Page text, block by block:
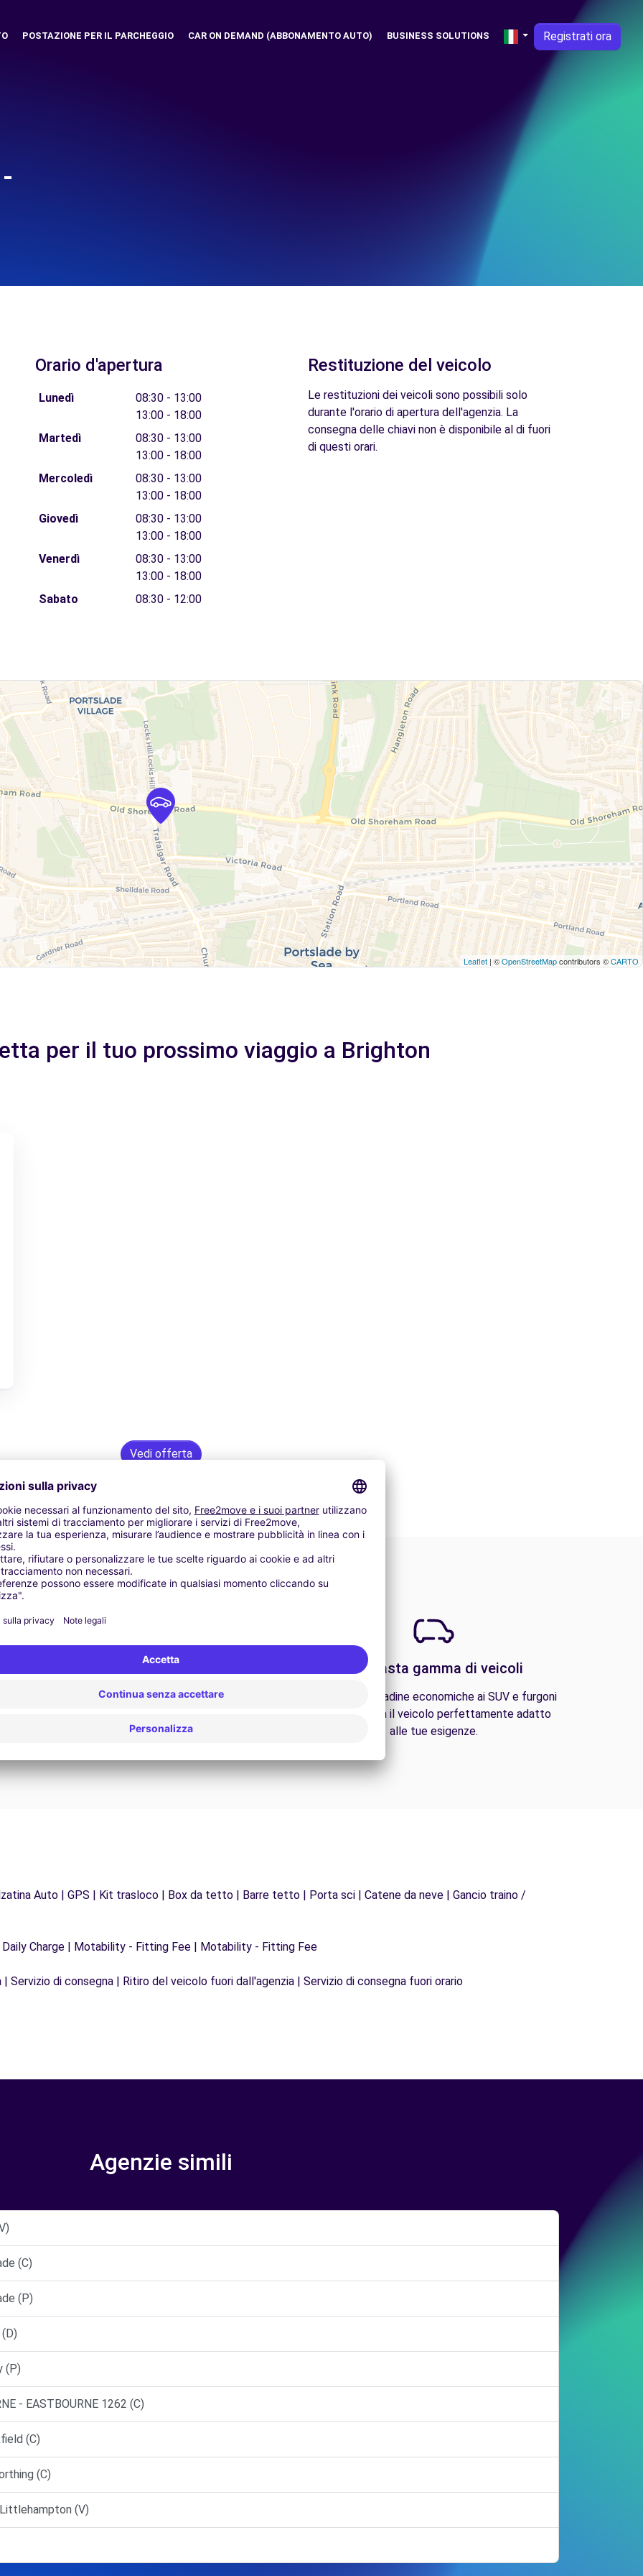
POSTAZIONE PER IL PARCHEGGIO CAR ON DEMAND (ABBONAMENTO AUTO) BUSINESS SOLUTIONS Registrati ora
Orario d'apertura
Lunedì
08:30 - 13:00
13:00 - 18:00
Martedì
08:30 - 13:00
13:00 - 18:00
Mercoledì
08:30 - 13:00
13:00 - 18:00
Giovedì
08:30 - 13:00
13:00 - 18:00
Venerdì
08:30 - 13:00
13:00 - 18:00
Sabato
08:30 - 12:00
Restituzione del veicolo
Le restituzioni dei veicoli sono possibili solo
durante l'orario di apertura dell'agenzia. La
consegna delle chiavi non è disponibile al di fuori
di questi orari.
Leaflet | ©OpenStreetMapcontributors ©CARTO
per il tuo prossimo viaggio a Brighton
Vedi offerta
Assistenza 24/7
Problemi sulla strada? Il nostro servizio di
garantire un viaggio senza interruzioni.
Una vasta gamma di veicoli
Dalle auto cittadine economiche ai SUV e furgoni
familiari, trova il veicolo perfettamente adatto
alle tue esigenze.
Auto | GPS | Kit trasloco | Box da tetto | Barre tetto | Porta sci | Catene da neve | Gancio traino /
Charge | Motability - Fitting Fee | Motability - Fitting Fee
Servizio di consegna | Ritiro del veicolo fuori dall'agenzia | Servizio di consegna fuori orario
Agenzie simili
(C)
(P)
(P)
- EASTBOURNE 1262 (C)
(C)
(C)
(V)